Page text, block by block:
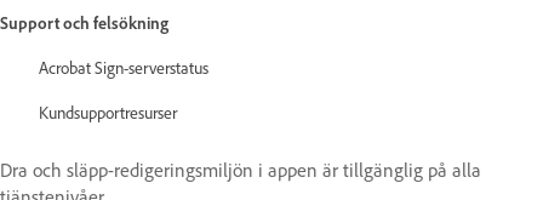
Support och felsökning
Acrobat Sign-serverstatus
Kundsupportresurser
Dra och släpp-redigeringsmiljön i appen är tillgänglig på alla